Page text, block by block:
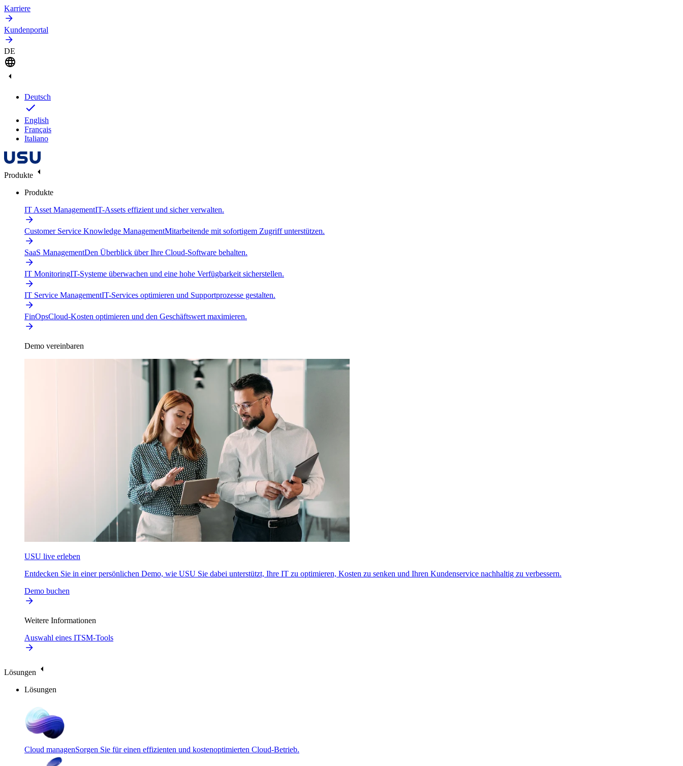
Karriere
Kundenportal
DE
Deutsch
English
Français
Italiano
Produkte
Produkte
IT Asset ManagementIT-Assets effizient und sicher verwalten.
Customer Service Knowledge ManagementMitarbeitende mit sofortigem Zugriff unterstützen.
SaaS ManagementDen Überblick über Ihre Cloud-Software behalten.
IT MonitoringIT-Systeme überwachen und eine hohe Verfügbarkeit sicherstellen.
IT Service ManagementIT-Services optimieren und Supportprozesse gestalten.
FinOpsCloud-Kosten optimieren und den Geschäftswert maximieren.
Demo vereinbaren
USU live erleben
Entdecken Sie in einer persönlichen Demo, wie USU Sie dabei unterstützt, Ihre IT zu optimieren, Kosten zu senken und Ihren Kundenservice nachhaltig zu verbessern.
Demo buchen
Weitere Informationen
Auswahl eines ITSM-Tools
Lösungen
Lösungen
Cloud managenSorgen Sie für einen effizienten und kostenoptimierten Cloud-Betrieb.